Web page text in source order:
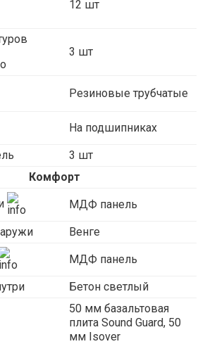
12 шт
3 шт
Резиновые трубчатые
На подшипниках
3 шт
Комфорт
МДФ панель
Венге
МДФ панель
Бетон светлый
50 мм базальтовая
плита Sound Guard, 50
мм Isover